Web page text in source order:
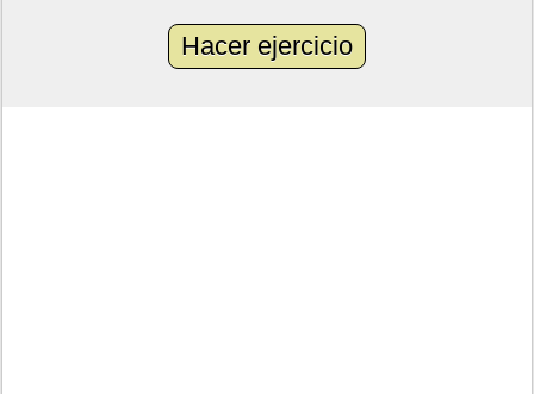
Hacer ejercicio